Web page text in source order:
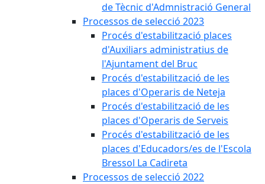
de Tècnic d'Admnistració General
Processos de selecció 2023
Procés d'estabilització places
d'Auxiliars administratius de
l'Ajuntament del Bruc
Procés d'estabilització de les
places d'Operaris de Neteja
Procés d'estabilització de les
places d'Operaris de Serveis
Procés d'estabilització de les
places d'Educadors/es de l'Escola
Bressol La Cadireta
Processos de selecció 2022